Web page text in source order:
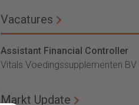
Vacatures
Assistant Financial Controller
Vitals Voedingssupplementen BV
Markt Update